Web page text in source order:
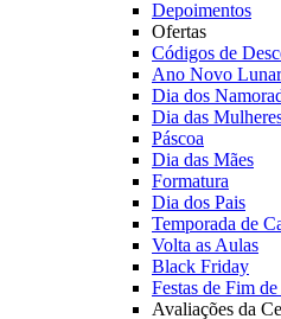
Depoimentos
Ofertas
Códigos de
Ano Novo Lunar
Dia dos
Dia das
Páscoa
Dia das Mães
Formatura
Dia dos Pais
Temporada de
Volta as Aulas
Black Friday
Festas de Fim
Avaliações da